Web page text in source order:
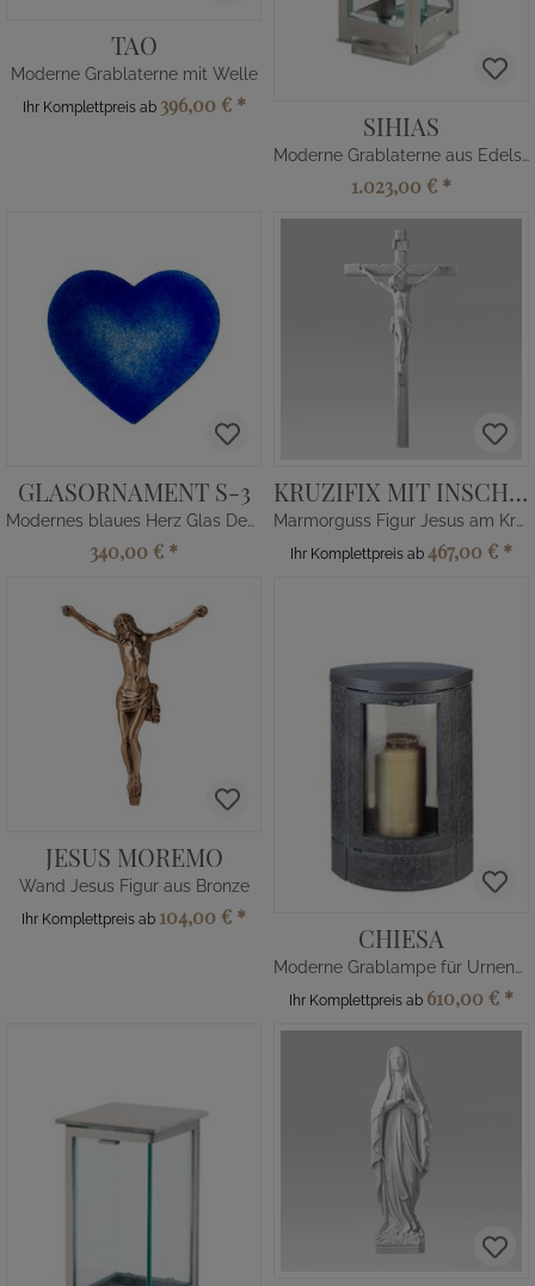
TAO
Moderne Grablaterne mit Welle
Ihr Komplettpreis ab 396,00 € *
SIHIAS
Moderne Grablaterne aus Edelstahl
1.023,00 € *
GLASORNAMENT S-3
Modernes blaues Herz Glas Dekor für Grabstein
340,00 € *
KRUZIFIX MIT INSCHRIFT
Marmorguss Figur Jesus am Kreuz
Ihr Komplettpreis ab 467,00 € *
JESUS MOREMO
Wand Jesus Figur aus Bronze
Ihr Komplettpreis ab 104,00 € *
CHIESA
Moderne Grablampe für Urnengrab
Ihr Komplettpreis ab 610,00 € *